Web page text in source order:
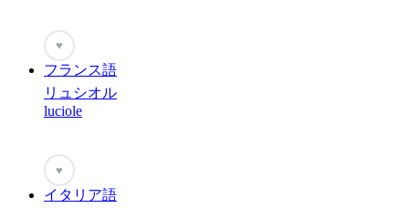
♥
フランス語
リュシオル
luciole
♥
イタリア語